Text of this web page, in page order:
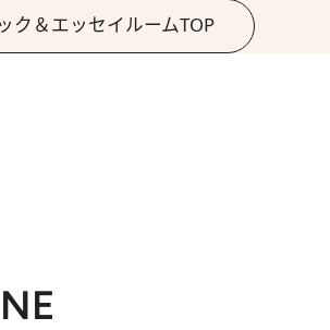
ク＆エッセイルームTOP